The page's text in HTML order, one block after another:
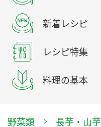
新着レシピ
レシピ特集
料理の基本
野菜類 長芋・山芋